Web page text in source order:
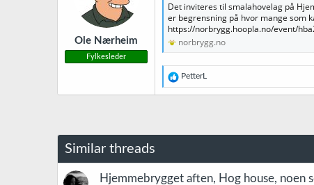
e
r
o
Ole Nærheim
Fylkesleder
Det inviteres til smalahovelag på
er begrensning på hvor mange som
https://norbrygg.hoopla.no/event/
norbrygg.no
R
e
a
e
r
PetterL
Similar threads
Hjemmebrygget aften, Hog house, noen